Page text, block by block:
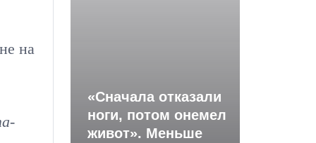
на
«Сначала отказали
ноги, потом онемел
живот». Меньше